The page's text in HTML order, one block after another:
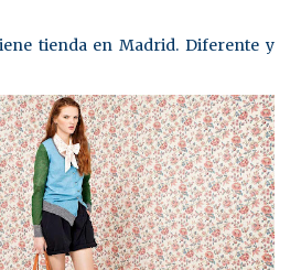
tienda en Madrid. Diferente y